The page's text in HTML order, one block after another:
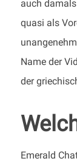
auch
quasi als
Name der
der
Emerald